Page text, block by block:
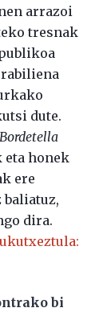
arrazoi
tresnak
dute.
Bordetella
eta honek
ere
dira.
bi